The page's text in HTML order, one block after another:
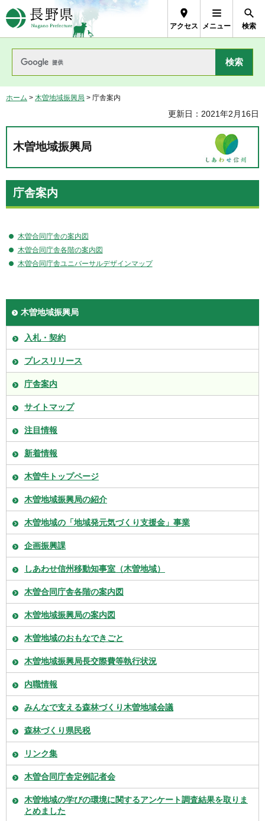
長野県Nagano Prefecture
アクセス メニュー 検索
ホーム > 木曽地域振興局 > 庁舎案内
更新日：2021年2月16日
木曽地域振興局
庁舎案内
木曽合同庁舎の案内図
木曽合同庁舎各階の案内図
木曽合同庁舎ユニバーサルデザインマップ
木曽地域振興局
入札・契約
プレスリリース
庁舎案内
サイトマップ
注目情報
新着情報
木曽牛トップページ
木曽地域振興局の紹介
木曽地域の「地域発元気づくり支援金」事業
企画振興課
しあわせ信州移動知事室（木曽地域）
木曽合同庁舎各階の案内図
木曽地域振興局の案内図
木曽地域のおもなできごと
木曽地域振興局長交際費等執行状況
内職情報
みんなで支える森林づくり木曽地域会議
森林づくり県民税
リンク集
木曽合同庁舎定例記者会
木曽地域の学びの環境に関するアンケート調査結果を取りま
とめました